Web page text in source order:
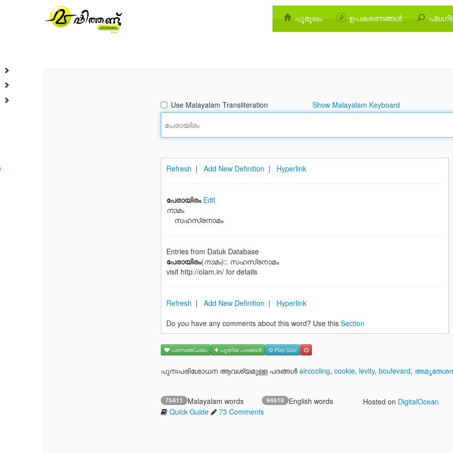
പൂമുഖം ഉപകരണങ്ങള്‍
Use Malayalam Transliteration Show Malayalam Keyboard
Refresh | Add New Definition | Hyperlink
പേരായിരം Edit
നാമം
സഹസ്രനാമം
Entries from Datuk Database
പേരായിരം(നാമം):: സഹസ്രനാമം
visit http://olam.in/ for details
Refresh | Add New Definition | Hyperlink
Do you have any comments about this word? Use this Section
പദസഞ്ചയം പുതിയ പദങ്ങള്‍ Play Quiz
പുനഃപരിശോധന ആവശ്യമുള്ള പദങ്ങള്‍ aircooling, cookie, levity, boulevard,
75411 Malayalam words 94618 English words Hosted on DigitalOcean
Quick Guide
73 Comments